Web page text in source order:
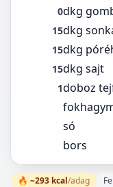
0dkg
15dkg
15dkg
15dkg sajt
1doboz
só
bors
🔥 ~293 kcal/adag